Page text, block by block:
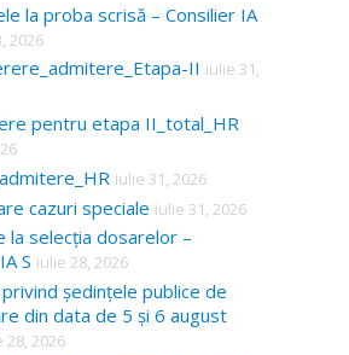
la proba scrisă – Consilier IA
2026
II iulie 31,
pentru etapa II_total_HR
iulie 31, 2026
cazuri speciale iulie 31, 2026
la selecția dosarelor –
S iulie 28, 2026
ședințele publice de
din data de 5 și 6 august
28, 2026